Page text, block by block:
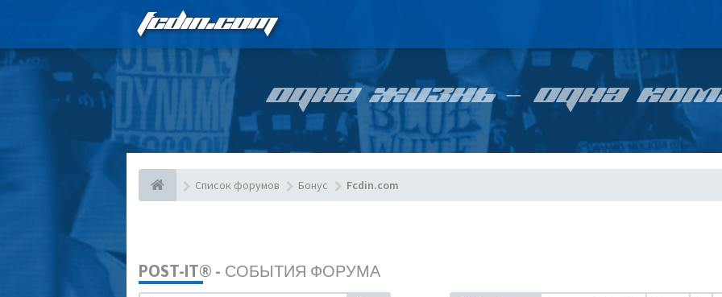
FCDIN.COM
ОДНА ЖИЗНЬ – ОДНА
Список форумов Бонус Fcdin.com
POST-IT® - СОБЫТИЯ ФОРУМА